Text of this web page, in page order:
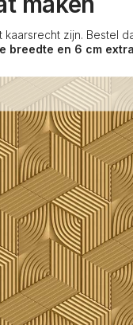
zijn. Bestel
breedte en 6 cm